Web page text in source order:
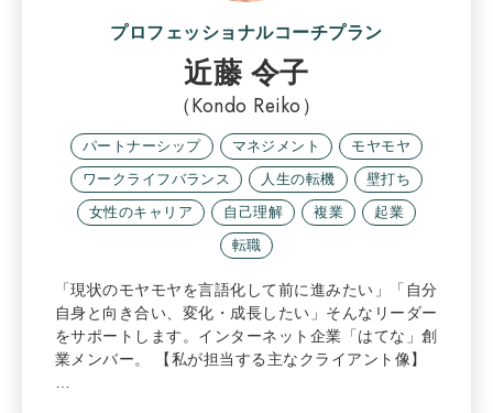
プロフェッショナルコーチプラン
近藤 令子
（Kondo Reiko）
パートナーシップ マネジメント
モヤモヤ
ワークライフバランス
人生の転機
壁打ち
女性のキャリア
自己理解 複業
起業
転職
「現状のモヤモヤを言語化して前に進みたい」「自分
自身と向き合い、変化・成長したい」そんなリーダー
をサポートします。インターネット企業「はてな」創
業メンバー。 【私が担当する主なクライアント像】